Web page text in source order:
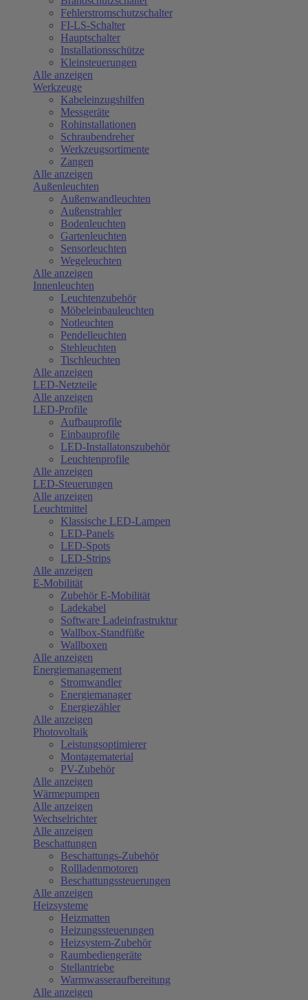
Fehlerstromschutzschalter
FI-LS-Schalter
Hauptschalter
Installationsschütze
Kleinsteuerungen
Alle anzeigen
Werkzeuge
Kabeleinzugshilfen
Messgeräte
Rohinstallationen
Schraubendreher
Werkzeugsortimente
Zangen
Alle anzeigen
Außenleuchten
Außenwandleuchten
Außenstrahler
Bodenleuchten
Gartenleuchten
Sensorleuchten
Wegeleuchten
Alle anzeigen
Innenleuchten
Leuchtenzubehör
Möbeleinbauleuchten
Notleuchten
Pendelleuchten
Stehleuchten
Tischleuchten
Alle anzeigen
LED-Netzteile
Alle anzeigen
LED-Profile
Aufbauprofile
Einbauprofile
LED-Installatonszubehör
Leuchtenprofile
Alle anzeigen
LED-Steuerungen
Alle anzeigen
Leuchtmittel
Klassische LED-Lampen
LED-Panels
LED-Spots
LED-Strips
Alle anzeigen
E-Mobilität
Zubehör E-Mobilität
Ladekabel
Software Ladeinfrastruktur
Wallbox-Standfüße
Wallboxen
Alle anzeigen
Energiemanagement
Stromwandler
Energiemanager
Energiezähler
Alle anzeigen
Photovoltaik
Leistungsoptimierer
Montagematerial
PV-Zubehör
Alle anzeigen
Wärmepumpen
Alle anzeigen
Wechselrichter
Alle anzeigen
Beschattungen
Beschattungs-Zubehör
Rollladenmotoren
Beschattungssteuerungen
Alle anzeigen
Heizsysteme
Heizmatten
Heizungssteuerungen
Heizsystem-Zubehör
Raumbediengeräte
Stellantriebe
Warmwasseraufbereitung
Alle anzeigen